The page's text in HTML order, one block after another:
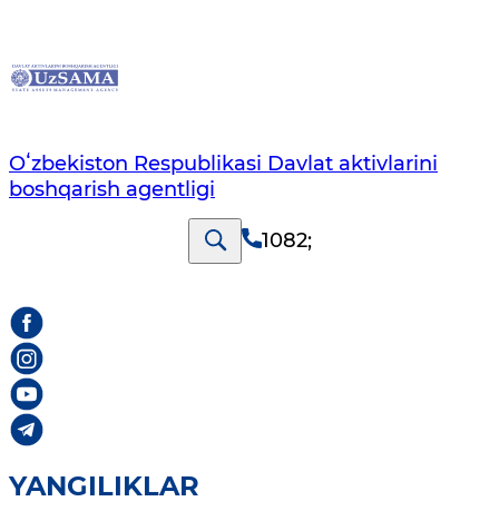
Oʻzbekiston Respublikasi Davlat aktivlarini
boshqarish agentligi
1082;
YANGILIKLAR